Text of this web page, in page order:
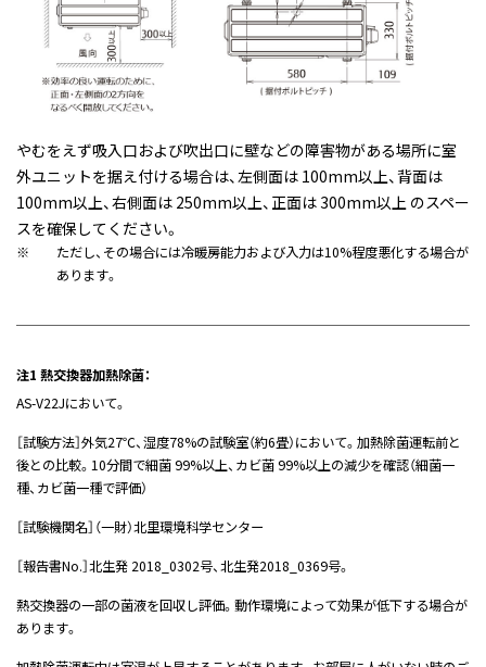
やむをえず吸入口および吹出口に壁などの障害物がある場所に室
外ユニットを据え付ける場合は、左側面は 100mm以上、背面は
100mm以上、右側面は 250mm以上、正面は 300mm以上 のスペー
スを確保してください。
※
ただし、その場合には冷暖房能力および入力は10%程度悪化する場合が
あります。
注1 熱交換器加熱除菌：
AS-V22Jにおいて。
［試験方法］外気27℃、湿度78%の試験室（約6畳）において。加熱除菌運転前と
後との比較。10分間で細菌 99%以上、カビ菌 99%以上の減少を確認（細菌一
種、カビ菌一種で評価）
［試験機関名］（一財）北里環境科学センター
［報告書No.］北生発 2018_0302号、北生発2018_0369号。
熱交換器の一部の菌液を回収し評価。動作環境によって効果が低下する場合が
あります。